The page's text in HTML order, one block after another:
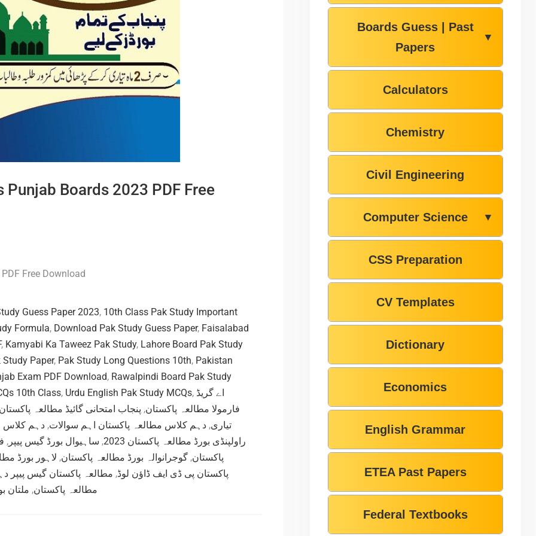
Boards 2023 PDF Free
Free Download
Guess Paper 2023, 10th Class Pak Study Important
Formula, Download Pak Study Guess Paper, Faisalabad
, Kamyabi Ka Taweez Pak Study, Lahore Board Pak Study
Paper, Pak Study Long Questions 10th, Pakistan
Exam PDF Download, Rawalpindi Board Pak Study
10th Class, Urdu English Pak Study MCQs, اے گریڈ
فارمولا مطالعہ پاکستان, پنجاب امتحانی گائیڈ مطالعہ
تیاری, دہم کلاس مطالعہ پاکستان اہم سوالات, دہم کلاس
راولپنڈی بورڈ مطالعہ پاکستان 2023
, ساہیوال بورڈ گیس پیپر ,
پاکستان, گوجرانوالہ بورڈ مطالعہ پاکستان, لاہور بورڈ
پاکستان پی ڈی ایف ڈاؤن لوڈ, مطالعہ پاکستان گیس پیپر
مطالعہ پاکستان, ملتان
Boards Guess | Past
Papers
▼
Calculators
Chemistry
Civil Engineering
Computer Science ▼
CSS Preparation
CV Templates
Dictionary
Economics
English Grammar
ETEA Past Papers
Federal Textbooks